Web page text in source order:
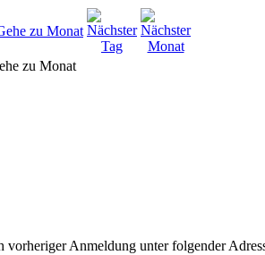
zu Monat
vorheriger Anmeldung unter folgender